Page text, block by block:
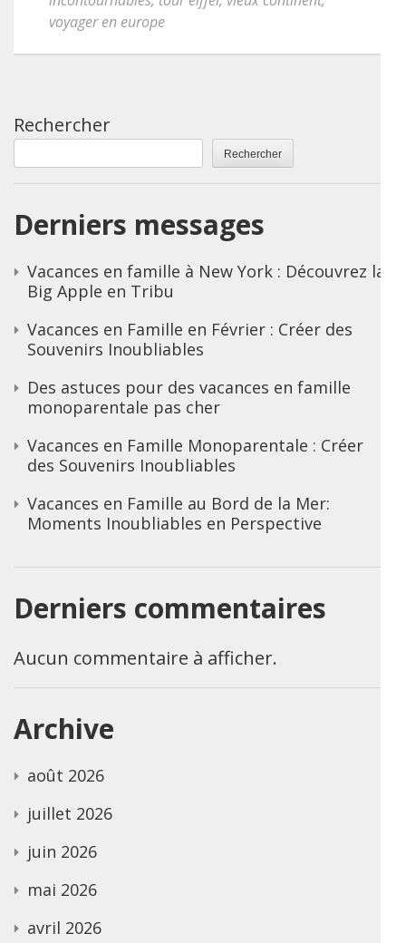
voyager en europe
Rechercher
Rechercher
Derniers messages
Vacances en famille à New York : Découvrez la
Big Apple en Tribu
Vacances en Famille en Février : Créer des
Souvenirs Inoubliables
Des astuces pour des vacances en famille
monoparentale pas cher
Vacances en Famille Monoparentale : Créer
des Souvenirs Inoubliables
Vacances en Famille au Bord de la Mer:
Moments Inoubliables en Perspective
Derniers commentaires
Aucun commentaire à afficher.
Archive
août 2026
juillet 2026
juin 2026
mai 2026
avril 2026